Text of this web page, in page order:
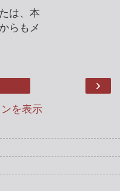
は、本
らもメ
›
を表示